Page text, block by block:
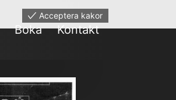
Boka Kontakt
Acceptera kakor